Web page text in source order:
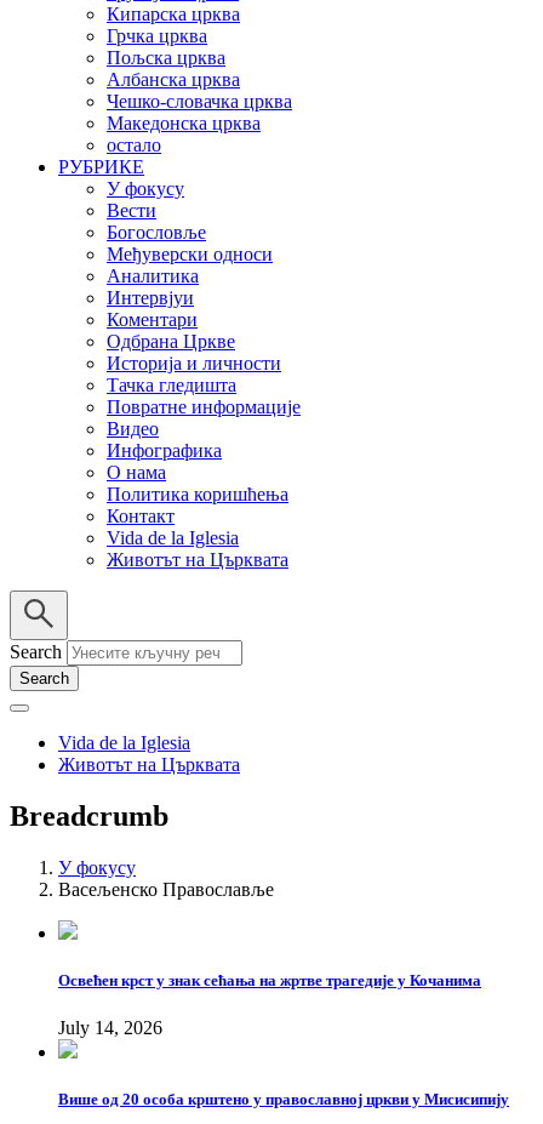
Кипарска црква
Грчка црква
Пољска црква
Албанска црква
Чешко-словачка црква
Македонска црква
остало
РУБРИКЕ
У фокусу
Вести
Богословље
Међуверски односи
Аналитика
Интервјуи
Коментари
Одбрана Цркве
Историја и личности
Тачка гледишта
Повратне информације
Видео
Инфографика
О нама
Политика коришћења
Контакт
Vida de la Iglesia
Животът на Църквата
Search
Vida de la Iglesia
Животът на Църквата
Breadcrumb
У фокусу
Васељенско Православље
Освећен крст у знак сећања на жртве трагедије у Кочанима
July 14, 2026
Више од 20 особа крштено у православној цркви у Мисисипију